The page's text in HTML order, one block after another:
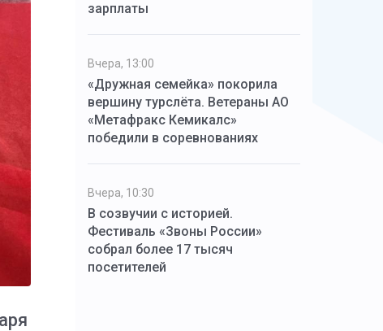
зарплаты
Вчера, 13:00
«Дружная семейка» покорила
вершину турслёта. Ветераны АО
«Метафракс Кемикалс»
победили в соревнованиях
Вчера, 10:30
В созвучии с историей.
Фестиваль «Звоны России»
собрал более 17 тысяч
посетителей